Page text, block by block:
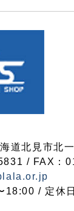
道北見市北
/ FAX：
18:00 / 定休